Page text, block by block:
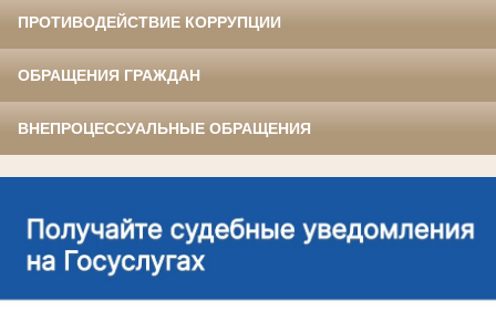
ПРОТИВОДЕЙСТВИЕ КОРРУПЦИИ
ОБРАЩЕНИЯ ГРАЖДАН
ВНЕПРОЦЕССУАЛЬНЫЕ ОБРАЩЕНИЯ